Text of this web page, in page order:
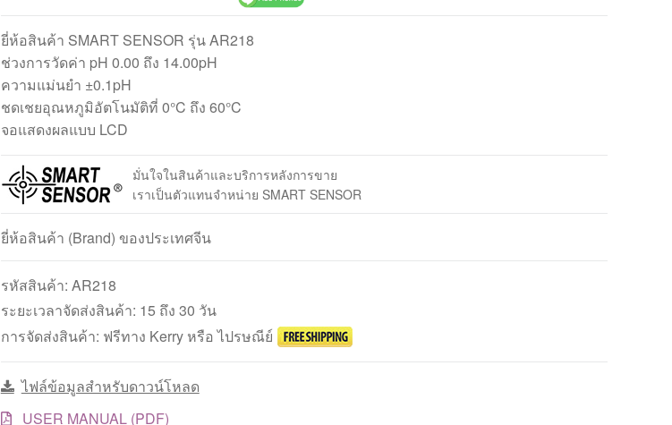
ยี่ห้อสินค้า SMART SENSOR รุ่น AR218
ช่วงการวัดค่า pH 0.00 ถึง 14.00pH
ความแม่นยำ ±0.1pH
ชดเชยอุณหภูมิอัตโนมัติที่ 0°C ถึง 60°C
จอแสดงผลแบบ LCD
มั่นใจในสินค้าและบริการหลังการขาย
เราเป็นตัวแทนจำหน่าย SMART SENSOR
ยี่ห้อสินค้า (Brand) ของประเทศจีน
รหัสสินค้า: AR218
ระยะเวลาจัดส่งสินค้า: 15 ถึง 30 วัน
การจัดส่งสินค้า: ฟรีทาง Kerry หรือ ไปรษณีย์
ไฟล์ข้อมูลสำหรับดาวน์โหลด
USER MANUAL (PDF)